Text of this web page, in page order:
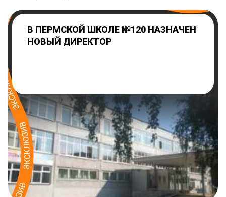
В ПЕРМСКОЙ ШКОЛЕ №120 НАЗНАЧЕН
НОВЫЙ ДИРЕКТОР